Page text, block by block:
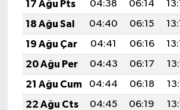
17 Ağu Pts
04:38 06:14
18 Ağu Sal
04:40 06:15
19 Ağu Çar
04:41 06:16
20 Ağu Per
04:43 06:17
21 Ağu Cum
04:44 06:18
22 Ağu Cts
04:45 06:19